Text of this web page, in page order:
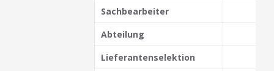
Sachbearbeiter
Abteilung
Lieferantenselektion